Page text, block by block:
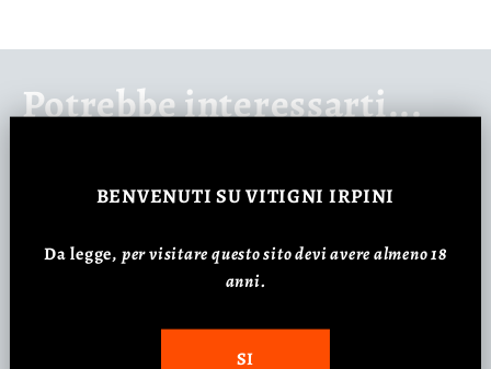
Potrebbe interessarti...
BENVENUTI SU VITIGNI IRPINI
Da legge, per visitare questo sito devi avere almeno 18
anni.
SI